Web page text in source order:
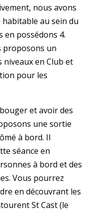
nous avons
au sein du
en possédons 4.
proposons un
en Club et
pour les
et avoir des
une sortie
à bord. Il
séance en
à bord et des
Vous pourrez
en découvrant les
St Cast (le